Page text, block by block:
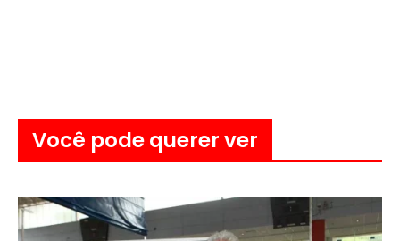
Você pode querer ver